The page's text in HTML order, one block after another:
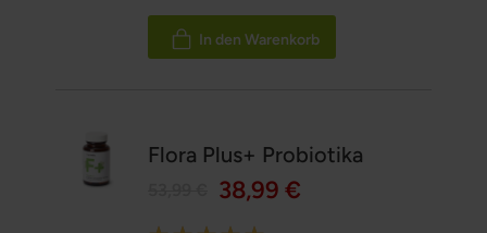
In den Warenkorb
Flora Plus+ Probiotika
38,99 €